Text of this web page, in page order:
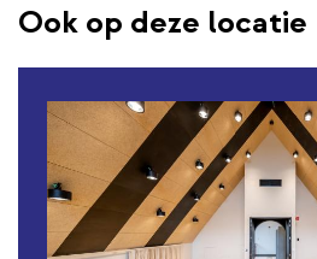
Ook op deze locatie